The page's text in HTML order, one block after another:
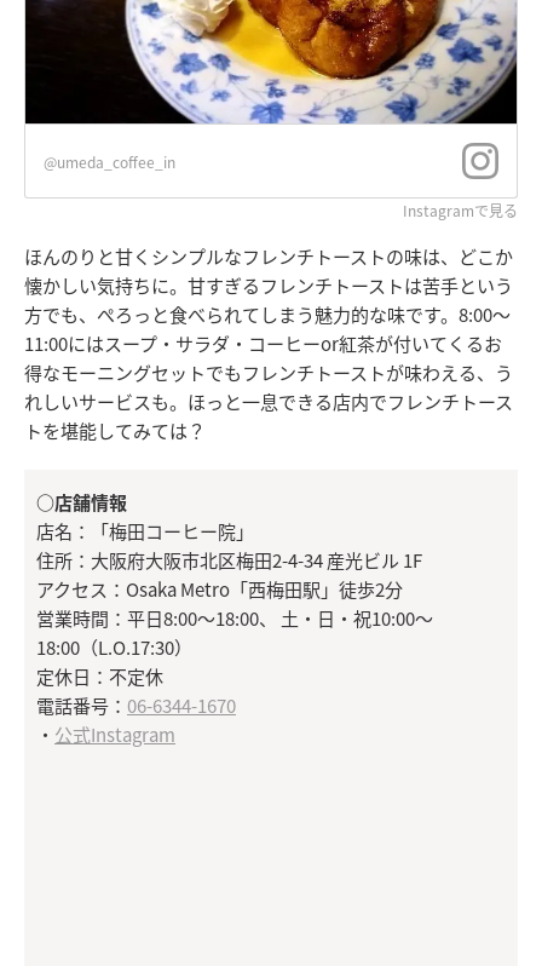
@umeda_coffee_in
Instagramで見る
ほんのりと甘くシンプルなフレンチトーストの味は、どこか
懐かしい気持ちに。甘すぎるフレンチトーストは苦手という
方でも、ぺろっと食べられてしまう魅力的な味です。8:00～
11:00にはスープ・サラダ・コーヒーor紅茶が付いてくるお
得なモーニングセットでもフレンチトーストが味わえる、う
れしいサービスも。ほっと一息できる店内でフレンチトース
トを堪能してみては？
○店舗情報
店名：「梅田コーヒー院」
住所：大阪府大阪市北区梅田2-4-34 産光ビル 1F
アクセス：Osaka Metro「西梅田駅」徒歩2分
営業時間：平日8:00～18:00、 土・日・祝10:00～
18:00（L.O.17:30）
定休日：不定休
電話番号： 06-6344-1670
・ 公式Instagram